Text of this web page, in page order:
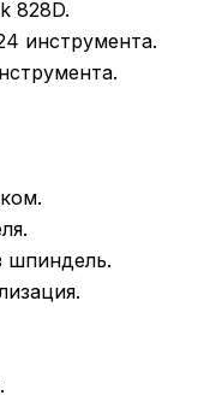
828D.
инструмента.
шпиндель.